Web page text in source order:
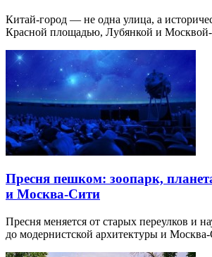
Китай-город — не одна улица, а
Красной площадью, Лубянкой и Москвой-
Пресня пешком: зоопарк,
и Москва-Сити
Пресня меняется от старых переулков и
до модернистской архитектуры и